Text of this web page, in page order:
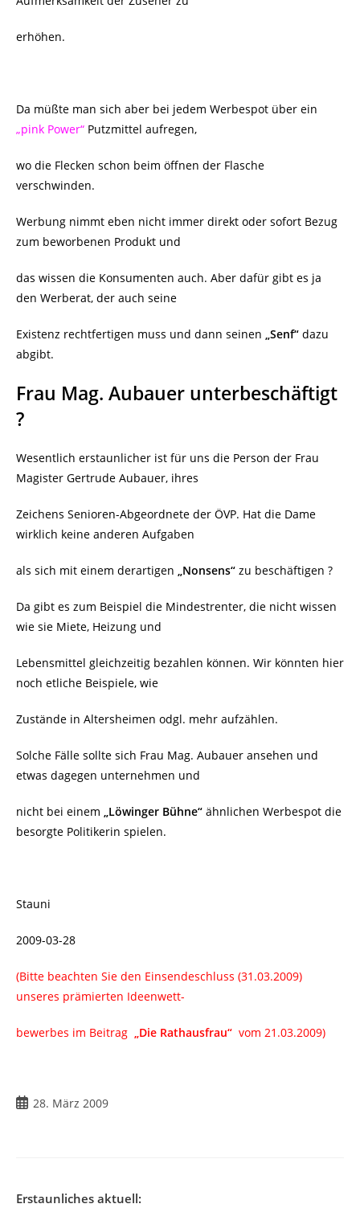
erhöhen.
Da müßte man sich aber bei jedem Werbespot über ein
„pink Power“ Putzmittel aufregen,
wo die Flecken schon beim öffnen der Flasche
verschwinden.
Werbung nimmt eben nicht immer direkt oder sofort Bezug
zum beworbenen Produkt und
das wissen die Konsumenten auch. Aber dafür gibt es ja
den Werberat, der auch seine
Existenz rechtfertigen muss und dann seinen „Senf“ dazu
abgibt.
Frau Mag. Aubauer unterbeschäftigt
?
Wesentlich erstaunlicher ist für uns die Person der Frau
Magister Gertrude Aubauer, ihres
Zeichens Senioren-Abgeordnete der ÖVP. Hat die Dame
wirklich keine anderen Aufgaben
als sich mit einem derartigen „Nonsens“ zu beschäftigen ?
Da gibt es zum Beispiel die Mindestrenter, die nicht wissen
wie sie Miete, Heizung und
Lebensmittel gleichzeitig bezahlen können. Wir könnten hier
noch etliche Beispiele, wie
Zustände in Altersheimen odgl. mehr aufzählen.
Solche Fälle sollte sich Frau Mag. Aubauer ansehen und
etwas dagegen unternehmen und
nicht bei einem „Löwinger Bühne“ ähnlichen Werbespot die
besorgte Politikerin spielen.
Stauni
2009-03-28
(Bitte beachten Sie den Einsendeschluss (31.03.2009)
unseres prämierten Ideenwett-
bewerbes im Beitrag „Die Rathausfrau“ vom 21.03.2009)
Beitrag
28. März 2009
Erstaunliches aktuell: